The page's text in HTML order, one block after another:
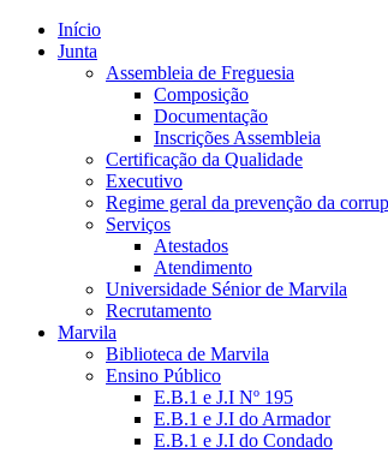
Início
Junta
Assembleia de Freguesia
Composição
Documentação
Inscrições Assembleia
Certificação da Qualidade
Executivo
Regime geral da prevenção da
Serviços
Atestados
Atendimento
Universidade Sénior de Marvila
Recrutamento
Marvila
Biblioteca de Marvila
Ensino Público
E.B.1 e J.I Nº 195
E.B.1 e J.I do Armador
E.B.1 e J.I do Condado